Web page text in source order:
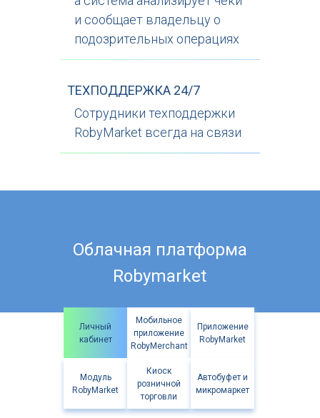
ТЕХПОДДЕРЖКА 24/7
и сообщает владельцу о
подозрительных операциях
Сотрудники техподдержки
RobyMarket всегда на связи
Облачная платформа
Robymarket
Мобильное
приложение
RobyMerchant
Приложение
RobyMarket
Модуль
RobyMarket
Киоск
розничной
торговли
Личный
кабинет
Автобуфет и
микромаркет
Нажимая кнопку «Заказать презентацию», я даю
свое согласие наобработку персональных данных
Заказать презентацию